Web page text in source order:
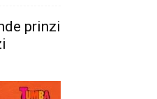
prinzi